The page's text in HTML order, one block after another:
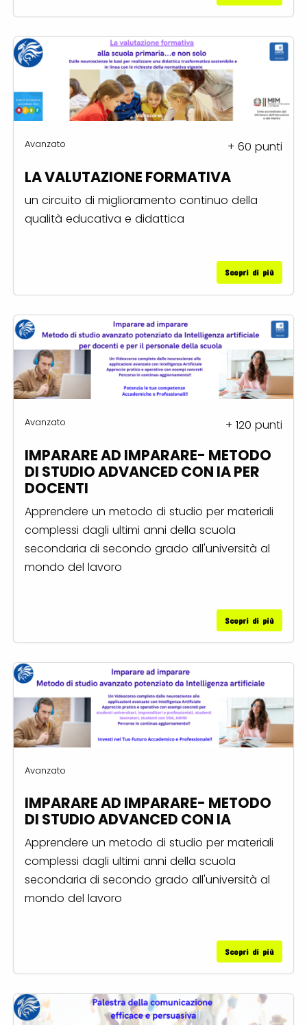
Avanzato + 60 punti
LA VALUTAZIONE FORMATIVA
un circuito di miglioramento continuo della
qualità educativa e didattica
Scopri di più
Avanzato + 120 punti
IMPARARE AD IMPARARE- METODO
DI STUDIO ADVANCED CON IA PER
DOCENTI
Apprendere un metodo di studio per materiali
complessi dagli ultimi anni della scuola
secondaria di secondo grado all'università al
mondo del lavoro
Scopri di più
Avanzato
IMPARARE AD IMPARARE- METODO
DI STUDIO ADVANCED CON IA
Apprendere un metodo di studio per materiali
complessi dagli ultimi anni della scuola
secondaria di secondo grado all'università al
mondo del lavoro
Scopri di più